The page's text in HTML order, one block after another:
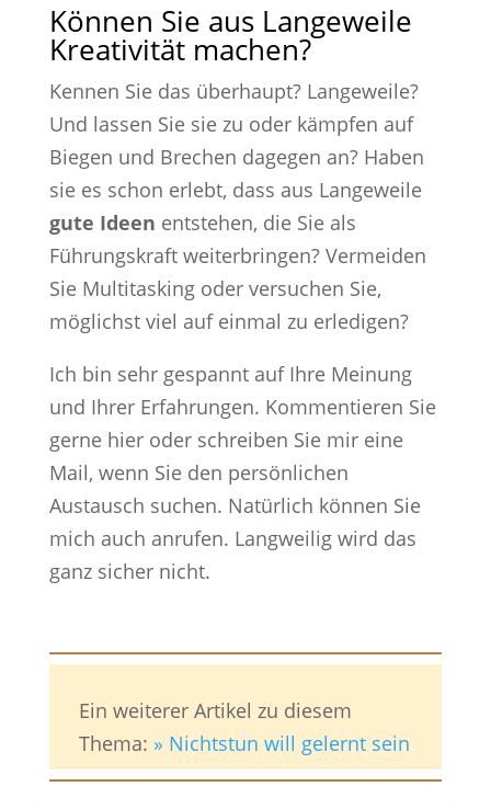
Können Sie aus Langeweile
Kreativität machen?
Kennen Sie das überhaupt? Langeweile?
Und lassen Sie sie zu oder kämpfen auf
Biegen und Brechen dagegen an? Haben
sie es schon erlebt, dass aus Langeweile
gute Ideen entstehen, die Sie als
Führungskraft weiterbringen? Vermeiden
Sie Multitasking oder versuchen Sie,
möglichst viel auf einmal zu erledigen?
Ich bin sehr gespannt auf Ihre Meinung
und Ihrer Erfahrungen. Kommentieren Sie
gerne hier oder schreiben Sie mir eine
Mail, wenn Sie den persönlichen
Austausch suchen. Natürlich können Sie
mich auch anrufen. Langweilig wird das
ganz sicher nicht.
Ein weiterer Artikel zu diesem
Thema: » Nichtstun will gelernt sein